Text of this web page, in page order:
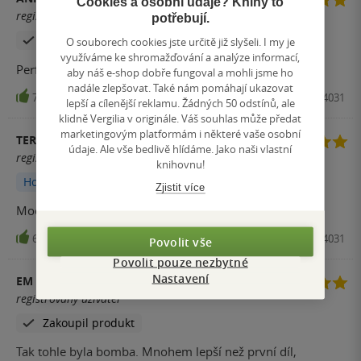
registrovaný uživatel
Zakoupil produkt
Perfektní, už aby bylo pokračování
7 Kniha, CooBoo, 2022, 9788076614031
TEREZK
registrovaný uživatel
Hodnoceno z aplikace
Moc mě to bavilo
6 Kniha, CooBoo, 2022, 9788076614031
EM RADOSTNÁ
registrovaný uživatel
Zakoupil produkt
Tak tohle byla bomba. Mnohem lepší než první díl,
potřebují.
O souborech cookies jste určitě již slyšeli. I my je
využíváme ke shromažďování a analýze informací,
aby náš e-shop dobře fungoval a mohli jsme ho
nadále zlepšovat. Také nám pomáhají ukazovat
lepší a cílenější reklamu. Žádných 50 odstínů, ale
klidně Vergilia v originále. Váš souhlas může předat
marketingovým platformám i některé vaše osobní
údaje. Ale vše bedlivě hlídáme. Jako naši vlastní
knihovnu!
Zjistit více
Povolit vše
Povolit pouze nezbytné
Nastavení